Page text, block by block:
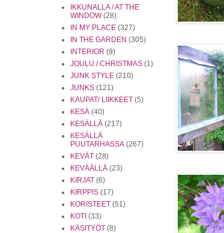
IKKUNALLA / AT THE
WINDOW (28)
IN MY PLACE (327)
IN THE GARDEN (305)
INTERIOR (9)
JOULU / CHRISTMAS (1)
JUNK STYLE (210)
JUNKS (121)
KAUPAT/ LIIKKEET (5)
KESÄ (40)
KESÄLLÄ (217)
KESÄLLÄ
PUUTARHASSA (267)
KEVÄT (28)
KEVÄÄLLÄ (23)
KIRJAT (6)
KIRPPIS (17)
KORISTEET (51)
KOTI (33)
KÄSITYÖT (8)